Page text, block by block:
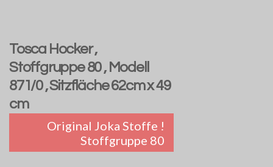
Tosca Hocker ,
Stoffgruppe 80 , Modell
871/0 , Sitzfläche 62cm x 49
cm
Original Joka Stoffe !
Stoffgruppe 80